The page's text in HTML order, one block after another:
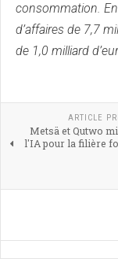
consommation.
d’affaires de 7,7
de 1,0 milliard
ARTICLE
Metsä et Qutwo
l'IA pour la filière